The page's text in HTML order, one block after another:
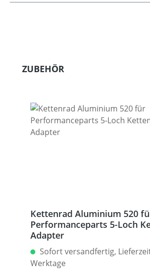
Produktgalerie überspringen
ZUBEHÖR
Kettenrad Aluminium 520
Performanceparts 5-Loch
Adapter
Sofort versandfertig,
Werktage